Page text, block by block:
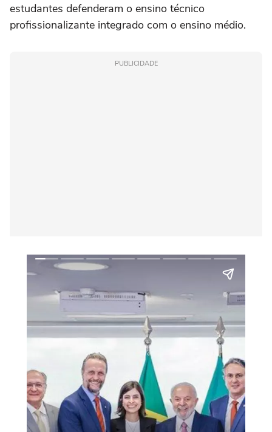
estudantes defenderam o ensino técnico
profissionalizante integrado com o ensino médio.
PUBLICIDADE